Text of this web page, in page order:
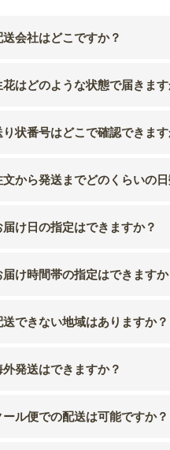
送会社はどこですか？
花はどのような状態で届きます
り状番号はどこで確認できます
文から発送までどのくらいの
届け日の指定はできますか？
届け時間帯の指定はできますか
送できない地域はありますか？
外発送はできますか？
ール便での配送は可能ですか？